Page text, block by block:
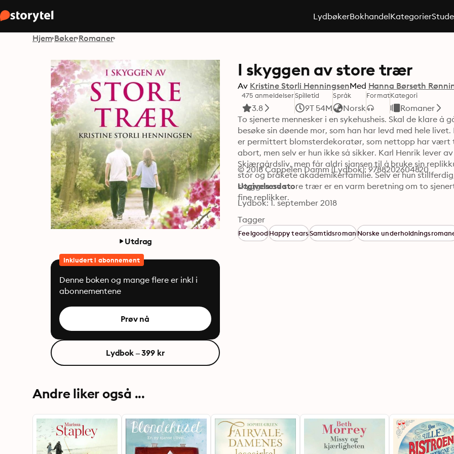
LydbøkerBokhandelKategorier
Hjem Bøker Romaner
Utdrag
Inkludert i abonnement
Denne boken og mange flere er inkl i
abonnementene
Prøv nå
Lydbok – 399 kr
I skyggen av store trær
Av Kristine Storli HenningsenMed Hanna Børseth
475 anmeldelser
3.8
Spilletid
9T 54M
Språk
Norsk
FormatKategori
Romaner
To sjenerte mennesker i en sykehusheis. Skal de klare å
besøke sin døende mor, som han har levd med hele
er permittert blomsterdekoratør, som nettopp har vært
abort, men selv er hun ikke så sikker. Karl Henrik lever
Skjærgårdsliv, men får aldri sjansen til å bruke sin
stor og bråkete akademikerfamilie. Selv er hun
skyggen av store trær er en varm beretning om to
fine replikker.
© 2018 Cappelen Damm (Lydbok): 9788202604820
Utgivelsesdato
Lydbok: 1. september 2018
Tagger
FeelgoodHappy tearsSamtidsromanNorske
Andre liker også ...